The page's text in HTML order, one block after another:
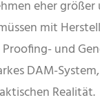
eher
mit
und
DAM-
Realität.